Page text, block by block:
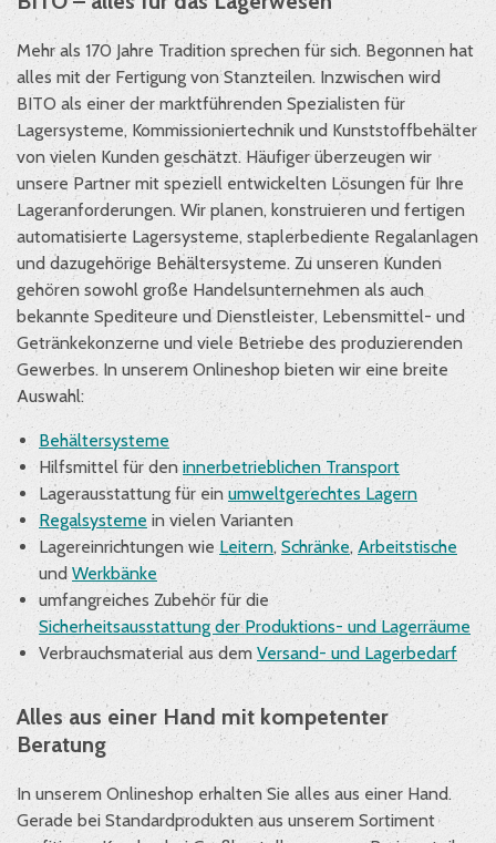
Mehr als 170 Jahre Tradition sprechen für sich. Begonnen hat
alles mit der Fertigung von Stanzteilen. Inzwischen wird
BITO als einer der marktführenden Spezialisten für
Lagersysteme, Kommissioniertechnik und Kunststoffbehälter
von vielen Kunden geschätzt. Häufiger überzeugen wir
unsere Partner mit speziell entwickelten Lösungen für Ihre
Lageranforderungen. Wir planen, konstruieren und fertigen
automatisierte Lagersysteme, staplerbediente Regalanlagen
und dazugehörige Behältersysteme. Zu unseren Kunden
gehören sowohl große Handelsunternehmen als auch
bekannte Spediteure und Dienstleister, Lebensmittel- und
Getränkekonzerne und viele Betriebe des produzierenden
Gewerbes. In unserem Onlineshop bieten wir eine breite
Auswahl:
Behältersysteme
Hilfsmittel für den innerbetrieblichen Transport
Lagerausstattung für ein umweltgerechtes Lagern
Regalsysteme in vielen Varianten
Lagereinrichtungen wie Leitern, Schränke, Arbeitstische
undWerkbänke
umfangreiches Zubehör für die
Sicherheitsausstattung der Produktions- und Lagerräume
Verbrauchsmaterial aus dem Versand- und Lagerbedarf
Alles aus einer Hand mit kompetenter
Beratung
In unserem Onlineshop erhalten Sie alles aus einer Hand.
Gerade bei Standardprodukten aus unserem Sortiment